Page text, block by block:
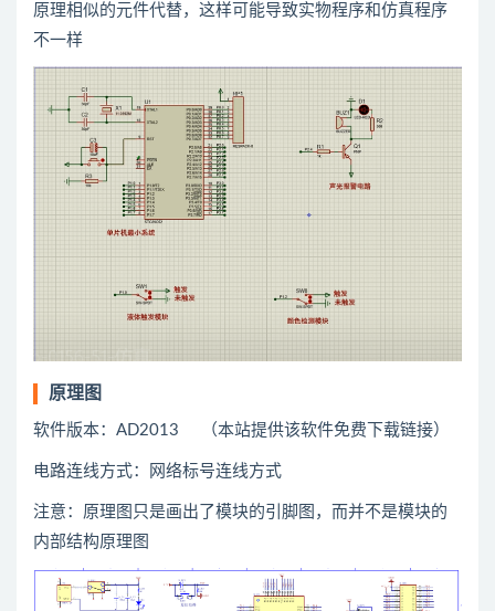
原理相似的元件代替，这样可能导致实物程序和仿真程序
不一样
原理图
软件版本：AD2013 （本站提供该软件免费下载链接）
电路连线方式：网络标号连线方式
注意：原理图只是画出了模块的引脚图，而并不是模块的
内部结构原理图